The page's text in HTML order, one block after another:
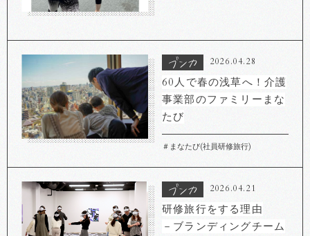
2026.04.28
60人で春の浅草へ！介護
事業部のファミリーまな
たび
＃まなたび(社員研修旅行)
2026.04.21
研修旅行をする理由
－ブランディングチーム